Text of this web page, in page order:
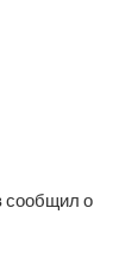
сообщил о